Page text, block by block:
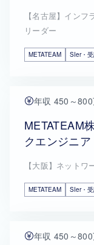
【名古屋】イン
リーダー
METATEAM SIer・
年収 450～800
METATEAM
クエンジニア
【大阪】ネットワ
METATEAM SIer・
年収 450～800